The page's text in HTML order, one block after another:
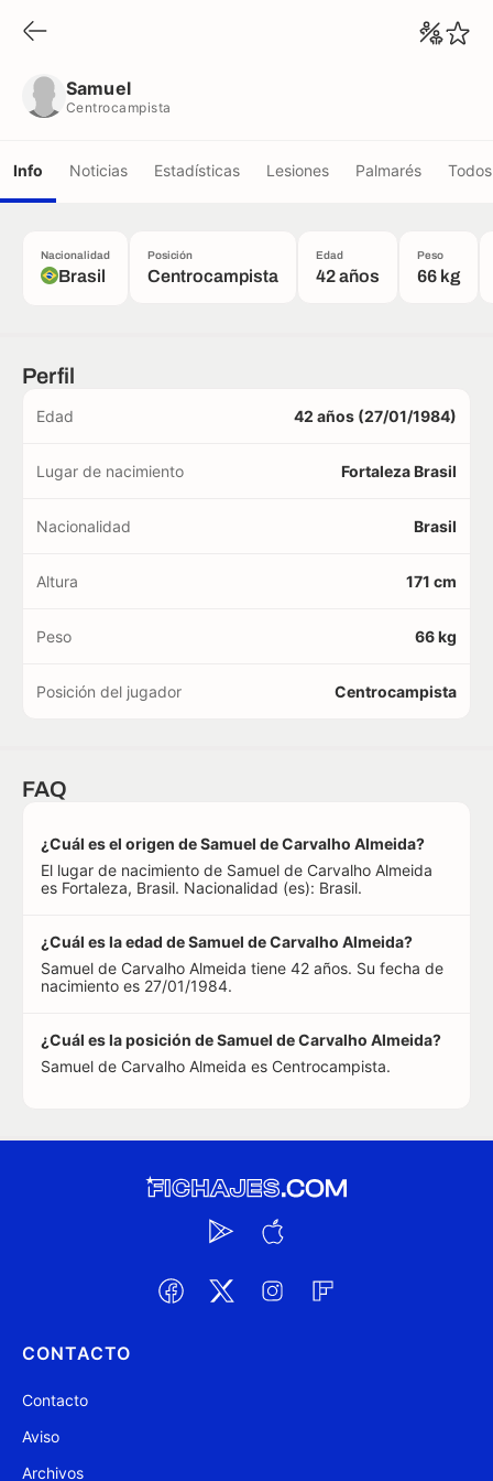
Samuel
Centrocampista
Info Noticias Estadísticas Lesiones Palmarés
Nacionalidad
Brasil
Posición
Centrocampista
Edad
42 años
Peso
66 kg
Perfil
Edad 42 años (27/01/1984)
Lugar de nacimiento Fortaleza Brasil
Nacionalidad Brasil
Altura 171 cm
Peso 66 kg
Posición del jugador Centrocampista
FAQ
¿Cuál es el origen de Samuel de Carvalho Almeida?
El lugar de nacimiento de Samuel de Carvalho Almeida
es Fortaleza, Brasil. Nacionalidad (es): Brasil.
¿Cuál es la edad de Samuel de Carvalho Almeida?
Samuel de Carvalho Almeida tiene 42 años. Su fecha de
nacimiento es 27/01/1984.
¿Cuál es la posición de Samuel de Carvalho Almeida?
Samuel de Carvalho Almeida es Centrocampista.
CONTACTO
Contacto
Aviso
Archivos